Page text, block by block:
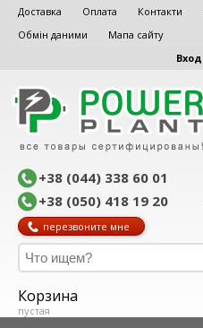
Доставка Оплата Контакти
Обмін даними
Мапа сайту
Вход
+38 (044) 338 60 01
+38 (050) 418 19 20
перезвоните мне
Корзина
пустая